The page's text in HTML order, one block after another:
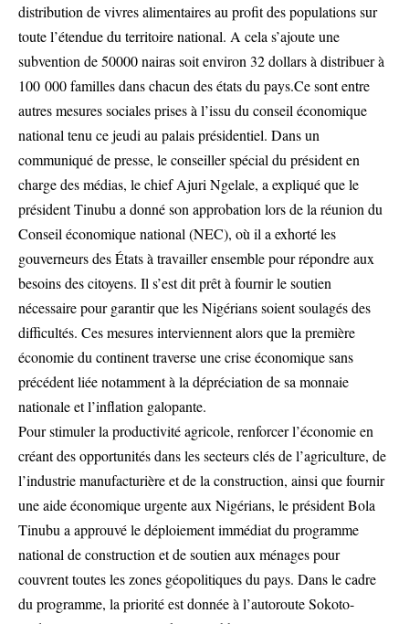
distribution de vivres alimentaires au profit des populations sur
toute l’étendue du territoire national. A cela s’ajoute une
subvention de 50000 nairas soit environ 32 dollars à distribuer à
100 000 familles dans chacun des états du pays.Ce sont entre
autres mesures sociales prises à l’issu du conseil économique
national tenu ce jeudi au palais présidentiel. Dans un
communiqué de presse, le conseiller spécial du président en
charge des médias, le chief Ajuri Ngelale, a expliqué que le
président Tinubu a donné son approbation lors de la réunion du
Conseil économique national (NEC), où il a exhorté les
gouverneurs des États à travailler ensemble pour répondre aux
besoins des citoyens. Il s’est dit prêt à fournir le soutien
nécessaire pour garantir que les Nigérians soient soulagés des
difficultés. Ces mesures interviennent alors que la première
économie du continent traverse une crise économique sans
précédent liée notamment à la dépréciation de sa monnaie
nationale et l’inflation galopante.
Pour stimuler la productivité agricole, renforcer l’économie en
créant des opportunités dans les secteurs clés de l’agriculture, de
l’industrie manufacturière et de la construction, ainsi que fournir
une aide économique urgente aux Nigérians, le président Bola
Tinubu a approuvé le déploiement immédiat du programme
national de construction et de soutien aux ménages pour
couvrent toutes les zones géopolitiques du pays. Dans le cadre
du programme, la priorité est donnée à l’autoroute Sokoto-